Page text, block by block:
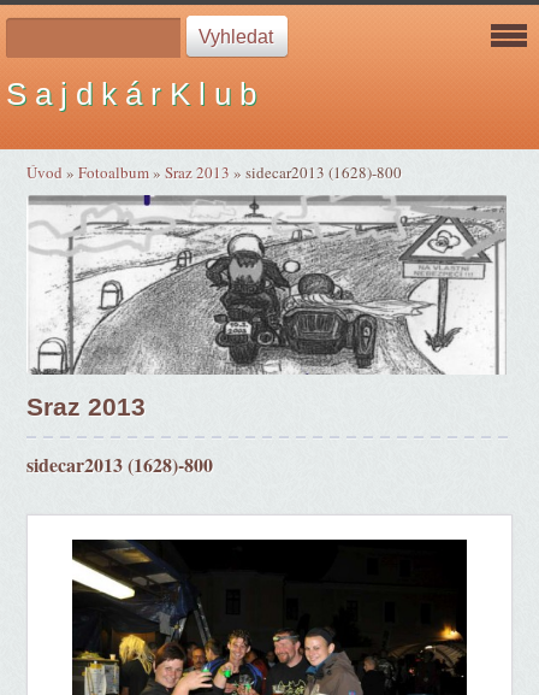
S a j d k á r K l u b
Úvod »Fotoalbum»Sraz 2013 »sidecar2013 (1628)-800
Sraz 2013
sidecar2013 (1628)-800